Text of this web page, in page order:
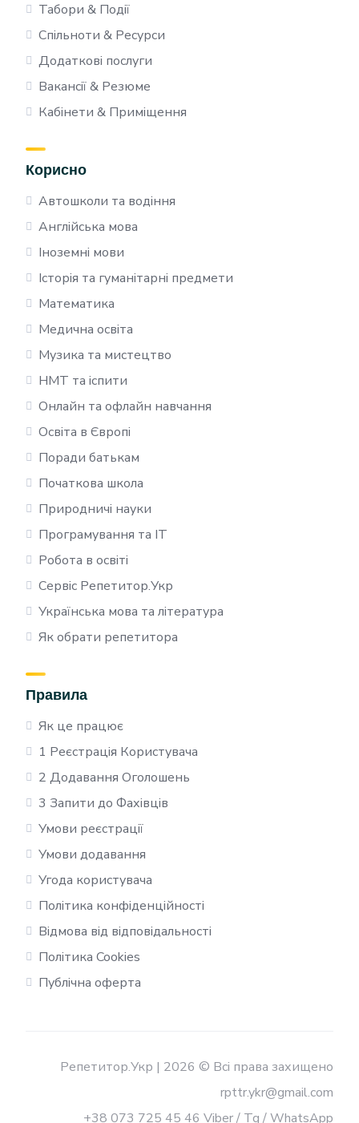
Табори & Події
Спільноти & Ресурси
Додаткові послуги
Вакансії & Резюме
Кабінети & Приміщення
Корисно
Автошколи та водіння
Англійська мова
Іноземні мови
Історія та гуманітарні предмети
Математика
Медична освіта
Музика та мистецтво
НМТ та іспити
Онлайн та офлайн навчання
Освіта в Європі
Поради батькам
Початкова школа
Природничі науки
Програмування та IT
Робота в освіті
Сервіс Репетитор.Укр
Українська мова та література
Як обрати репетитора
Правила
Як це працює
1 Реєстрація Користувача
2 Додавання Оголошень
3 Запити до Фахівців
Умови реєстрації
Умови додавання
Угода користувача
Політика конфіденційності
Відмова від відповідальності
Політика Cookies
Публічна оферта
Репетитор.Укр | 2026 © Всі права захищено
rpttr.ykr@gmail.com
+38 073 725 45 46 Viber / Tg / WhatsApp